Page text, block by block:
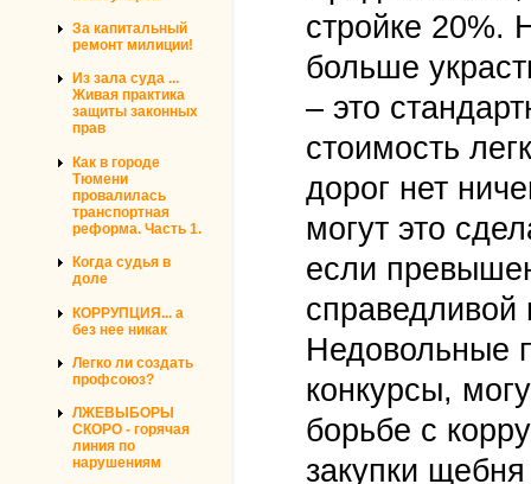
За капитальный
ремонт милиции!
Из зала суда ...
Живая практика
защиты законных
прав
Как в городе
Тюмени
провалилась
транспортная
реформа. Часть 1.
Когда судья в
доле
КОРРУПЦИЯ... а
без нее никак
Легко ли создать
профсоюз?
ЛЖЕВЫБОРЫ
СКОРО - горячая
линия по
нарушениям
стройке 20%.
больше
– это
стоимость
дорог нет
могут это
если
справедливой
Недовольные
конкурсы,
борьбе с
закупки